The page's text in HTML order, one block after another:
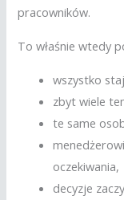
pracowników.
To właśnie wtedy
wszystko
zbyt wiele
te same
oczekiwania,
decyzje